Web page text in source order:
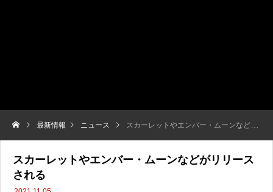
最新情報 ニュース スカーレットやエンバー・ムーンなどがリリースされる
スカーレットやエンバー・ムーンなどがリリース
される